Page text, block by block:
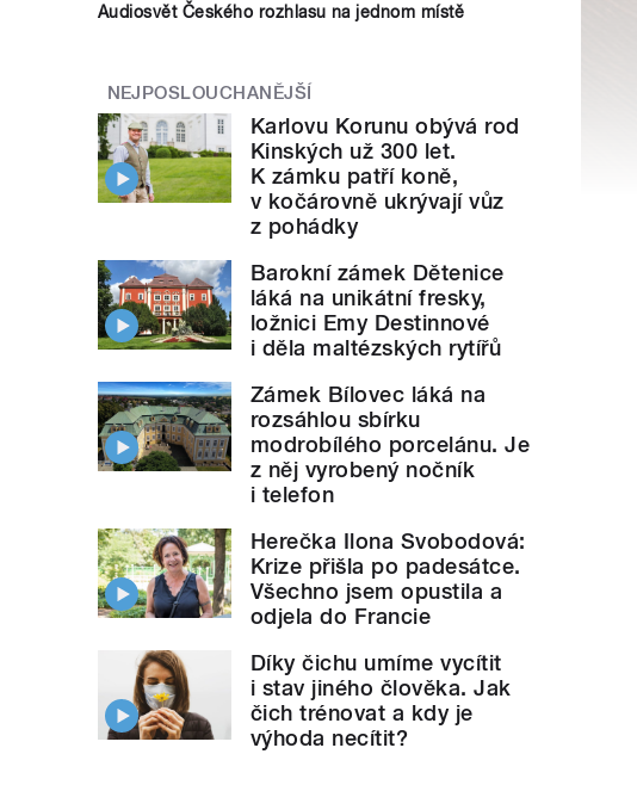
Audiosvět Českého rozhlasu na jednom místě
NEJPOSLOUCHANĚJŠÍ
Karlovu Korunu obývá rod
Kinských už 300 let.
K zámku patří koně,
v kočárovně ukrývají vůz
z pohádky
Barokní zámek Dětenice
láká na unikátní fresky,
ložnici Emy Destinnové
i děla maltézských rytířů
Zámek Bílovec láká na
rozsáhlou sbírku
modrobílého porcelánu. Je
z něj vyrobený nočník
i telefon
Herečka Ilona Svobodová:
Krize přišla po padesátce.
Všechno jsem opustila a
odjela do Francie
Díky čichu umíme vycítit
i stav jiného člověka. Jak
čich trénovat a kdy je
výhoda necítit?